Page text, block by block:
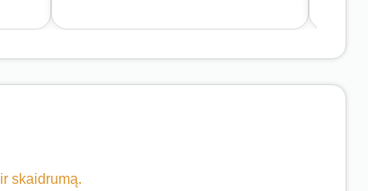
skaidrumą.